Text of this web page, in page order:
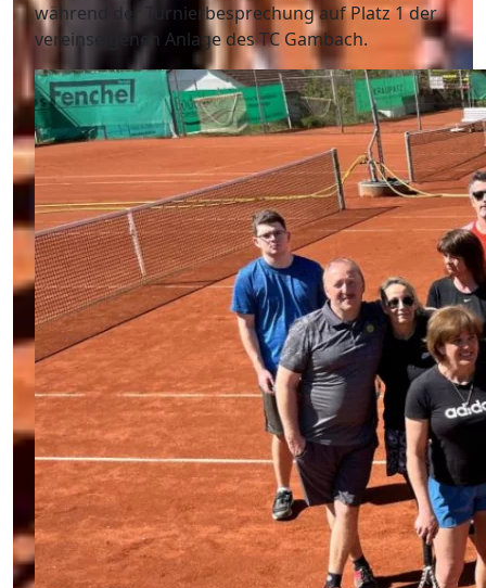
während der Turnierbesprechung auf Platz 1 der
vereinseigenen Anlage des TC Gambach.